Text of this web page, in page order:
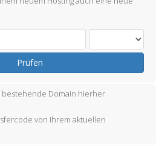
Prüfen
Domain hierher
von Ihrem aktuellen